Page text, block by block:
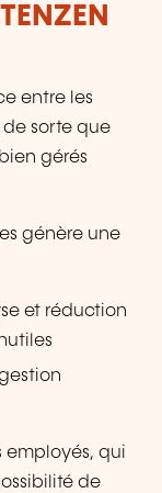
entre les
sorte que
gérés
génère une
et réduction
qui
de